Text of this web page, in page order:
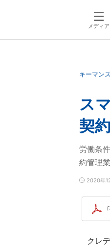
メディア
キーマン
ス
契
労働条
約管理
2020年
クレデ